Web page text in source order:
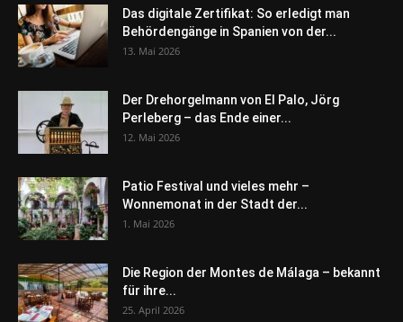
Das digitale Zertifikat: So erledigt man
Behördengänge in Spanien von der...
13. Mai 2026
Der Drehorgelmann von El Palo, Jörg
Perleberg – das Ende einer...
12. Mai 2026
Patio Festival und vieles mehr –
Wonnemonat in der Stadt der...
1. Mai 2026
Die Region der Montes de Málaga – bekannt
für ihre...
25. April 2026